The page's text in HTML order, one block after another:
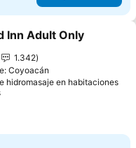
a favoritos
Inn Adult Only
1.342
Coyoacán
hidromasaje en habitaciones